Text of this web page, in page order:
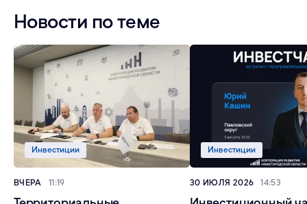
Новости по теме
Инвестиции
ВЧЕРА 11:19
Инвестиции
30 ИЮЛЯ 2026 14:53